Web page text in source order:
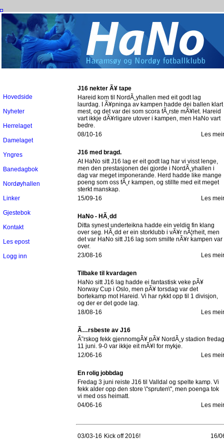
Hovedside
Nyheter
Herrelaget
Damelaget
Yngres
Banedagbok
Nordøyhallen
Linker
Gjestebok
Kontakt
Les epost
Logg inn
J16 nekter Ã¥ tape
Hareid kom til NordÃ¸yhallen med eit godt lag
laurdag. I Ã¥pninga av kampen hadde dei ballen klart
mest, og det var dei som scora fÃ¸rste mÃ¥let. Hareid
vart ikkje dÃ¥rligare utover i kampen, men HaNo vart
bedre.
08/10-16
Les meir
J16 med bragd.
At HaNo sitt J16 lag er eit godt lag har vi visst lenge,
men den prestasjonen dei gjorde i NordÃ¸yhallen i
dag var meget imponerande. Herd hadde like mange
poeng som oss fÃ¸r kampen, og stillte med eit meget
sterkt manskap.
15/09-16
Les meir
HaNo - HÃ¸dd
Ditta synest underteikna hadde ein veldig fin klang
over seg. HÃ¸dd er ein storklubb i vÃ¥r nÃ¦rheit, men
det var HaNo sitt J16 lag som smilte nÃ¥r kampen var
over.
23/08-16
Les meir
Tilbake til kvardagen
HaNo sitt J16 lag hadde ei fantastisk veke pÃ¥
Norway Cup i Oslo, men pÃ¥ torsdag var det
bortekamp mot Hareid. Vi har rykkt opp til 1 divisjon,
og der er det gode lag.
18/08-16
Les meir
Ã…rsbeste av J16
Ã˜rskog fekk gjennomgÃ¥ pÃ¥ NordÃ¸y stadion fredag
11 juni. 9-0 var ikkje eit mÃ¥l for mykje.
12/06-16
Les meir
En rolig jobbdag
Fredag 3 juni reiste J16 til Valldal og spelte kamp. Vi
fekk alder opp den store \"spruten\", men poenga tok
vi med oss heimatt.
04/06-16
Les meir
03/03-16 Kick off 2016!
16/